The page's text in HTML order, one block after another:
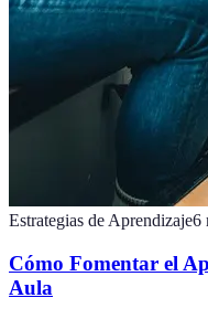
Estrategias de Aprendizaje6
Cómo Fomentar el
Aula